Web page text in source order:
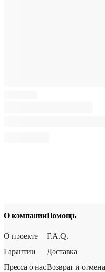
О компании
О проекте
Гарантии
Пресса о нас
Помощь
F.A.Q.
Доставка
Возврат и отмена